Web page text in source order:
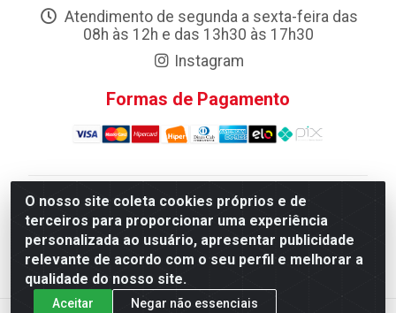
O nosso site coleta cookies próprios e de
terceiros para proporcionar uma experiência
personalizada ao usuário, apresentar publicidade
relevante de acordo com o seu perfil e melhorar a
qualidade do nosso site.
Aceitar Negar não essenciais
Atendimento de segunda a sexta-feira das
08h às 12h e das 13h30 às 17h30
Instagram
Formas de Pagamento
Atacadao da Limpeza F. Pereira Queiroz Comercio e
Distribuicao LTDA - Quadra Qi 10 Lotes 39 e, 41 - Setor
Industrial (Taguatinga), Brasília/DF - CEP 72.135-100 -
CNPJ 13.184.675/0001-80